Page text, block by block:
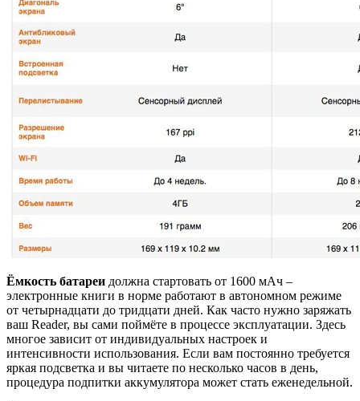
Ёмкость батареи должна стартовать от 1600 мАч –
электронные книги в норме работают в автономном режиме
от четырнадцати до тридцати дней. Как часто нужно заряжать
ваш Reader, вы сами поймёте в процессе эксплуатации. Здесь
многое зависит от индивидуальных настроек и
интенсивности использования. Если вам постоянно требуется
яркая подсветка и вы читаете по несколько часов в день,
процедура подпитки аккумулятора может стать еженедельной.